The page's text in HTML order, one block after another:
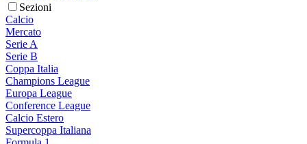
Sezioni
Calcio
Mercato
Serie A
Serie B
Coppa Italia
Champions League
Europa League
Conference League
Calcio Estero
Supercoppa Italiana